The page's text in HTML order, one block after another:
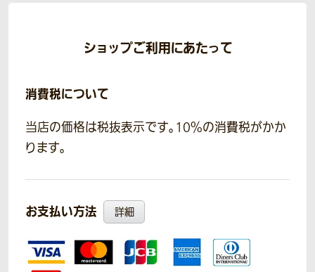
ショップご利用にあたって
消費税について
当店の価格は税抜表示です。10％の消費税がかか
ります。
お支払い方法 詳細